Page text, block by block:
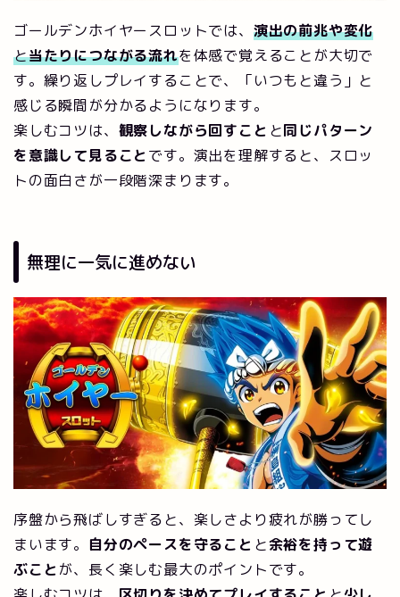
ゴールデンホイヤースロットでは、 演出の前兆や変化
と当たりにつながる流れを体感で覚えることが大切で
す。繰り返しプレイすることで、「いつもと違う」と
感じる瞬間が分かるようになります。
楽しむコツは、 観察しながら回すこと と同じパターン
を意識して見ることです。演出を理解すると、スロッ
トの面白さが一段階深まります。
無理に一気に進めない
序盤から飛ばしすぎると、楽しさより疲れが勝ってし
まいます。 自分のペースを守ること と余裕を持って遊
ぶことが、長く楽しむ最大のポイントです。